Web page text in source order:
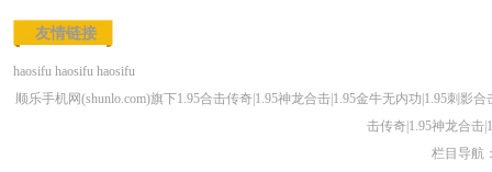
友情链接
haosifu haosifu haosifu
顺乐手机网(shunlo.com)旗下1.95合击传奇|1.95神龙合击|1.95金牛无内功|1.95刺
击传奇|1.95神龙合击
栏目导航